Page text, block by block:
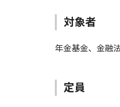
対象者
年金基金、金融
定員